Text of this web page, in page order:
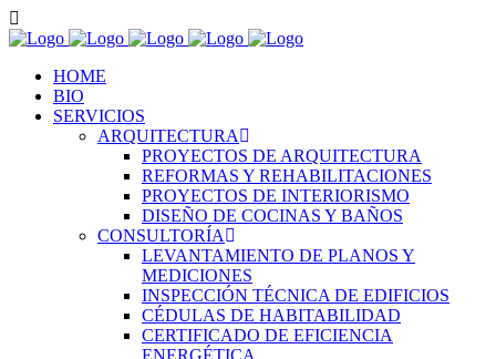
HOME
BIO
SERVICIOS
ARQUITECTURA
PROYECTOS DE ARQUITECTURA
REFORMAS Y REHABILITACIONES
PROYECTOS DE INTERIORISMO
DISEÑO DE COCINAS Y BAÑOS
CONSULTORÍA
LEVANTAMIENTO DE PLANOS Y
MEDICIONES
INSPECCIÓN TÉCNICA DE EDIFICIOS
CÉDULAS DE HABITABILIDAD
CERTIFICADO DE EFICIENCIA
ENERGÉTICA